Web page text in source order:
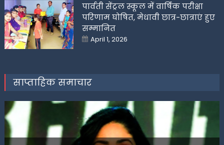
पार्वती सेंट्रल स्कूल में वार्षिक परीक्षा
परिणाम घोषित, मेधावी छात्र-छात्राएं हुए
सम्मानित
Posted
on
April 1, 2026
साप्ताहिक समाचार